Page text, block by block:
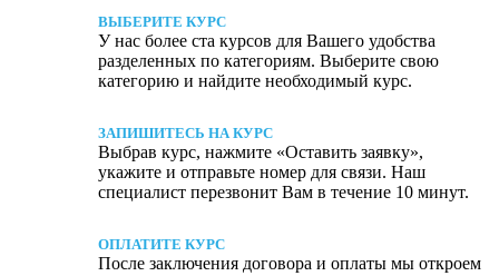
ВЫБЕРИТЕ КУРС
У нас более ста курсов для Вашего удобства
разделенных по категориям. Выберите свою
категорию и найдите необходимый курс.
ЗАПИШИТЕСЬ НА КУРС
Выбрав курс, нажмите «Оставить заявку»,
укажите и отправьте номер для связи. Наш
специалист перезвонит Вам в течение 10 минут.
ОПЛАТИТЕ КУРС
После заключения договора и оплаты мы откроем